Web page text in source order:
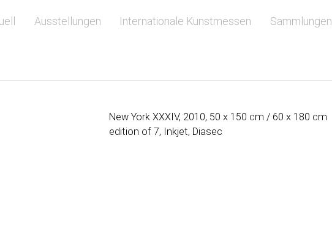
Ausstellungen Internationale Kunstmessen Sammlungen
New York XXXIV, 2010, 50 x 150 cm / 60 x 180 cm
edition of 7, Inkjet, Diasec